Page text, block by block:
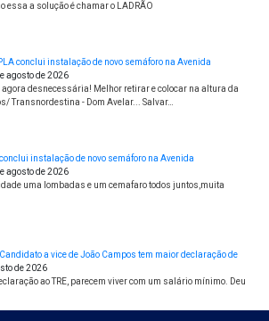
essa a solução é chamar o LADRÃO
conclui instalação de novo semáforo na Avenida
agosto de 2026
agora desnecessária! Melhor retirar e colocar na altura da
Transnordestina - Dom Avelar... Salvar…
instalação de novo semáforo na Avenida
agosto de 2026
uma lombadas e um cemafaro todos juntos,muita
Candidato a vice de João Campos tem maior declaração de
de 2026
ao TRE, parecem viver com um salário mínimo. Deu